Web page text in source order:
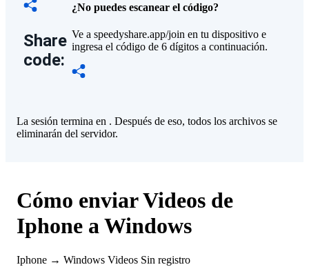
Share
code:
¿No puedes escanear el código?
Ve a speedyshare.app/join en tu dispositivo e
ingresa el código de 6 dígitos a continuación.
La sesión termina en . Después de eso, todos los archivos se
eliminarán del servidor.
Cómo enviar Videos de
Iphone a Windows
Iphone → Windows Videos Sin registro